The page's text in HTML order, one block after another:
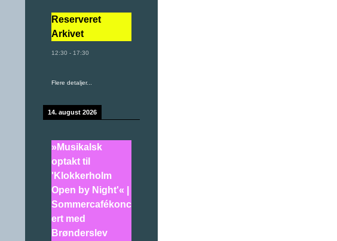
Reserveret
Arkivet
12:30 - 17:30
Flere detaljer...
14. august 2026
»Musikalsk
optakt til
'Klokkerholm
Open by Night'« |
Sommercafékonc
ert med
Brønderslev